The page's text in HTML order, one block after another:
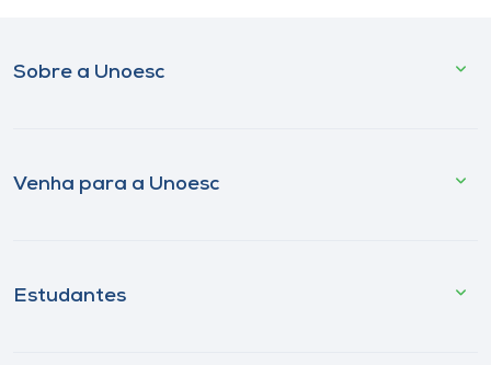
Sobre a Unoesc
Venha para a Unoesc
Estudantes